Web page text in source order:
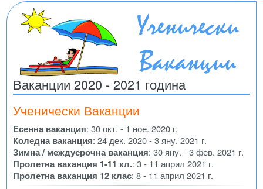
Ваканции 2020 - 2021 година
Ученически Ваканции
Есенна ваканция: 30 окт. - 1 ное. 2020 г.
Коледна ваканция: 24 дек. 2020 - 3 яну. 2021 г.
Зимна / междусрочна ваканция: 30 яну. - 3 фев. 2021 г.
Пролетна ваканция 1-11 кл.: 3 - 11 април 2021 г.
Пролетна ваканция 12 клас: 8 - 11 април 2021 г.